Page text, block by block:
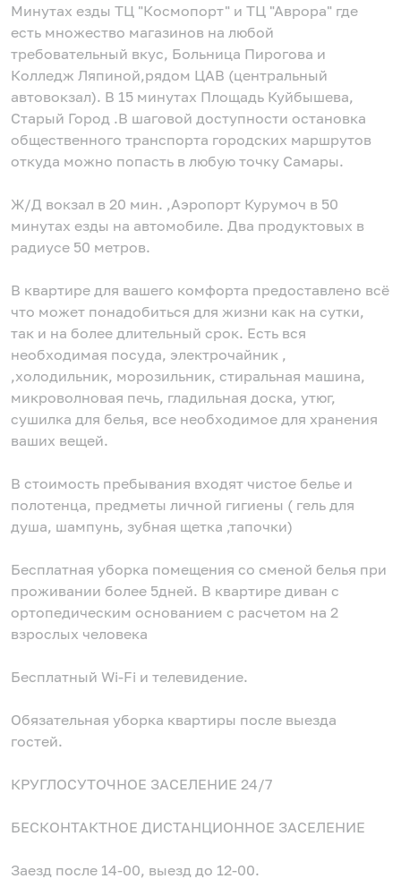
Минутах езды ТЦ "Космопорт" и ТЦ "Аврора" где
есть множество магазинов на любой
требовательный вкус, Больница Пирогова и
Колледж Ляпиной,рядом ЦАВ (центральный
автовокзал). В 15 минутах Площадь Куйбышева,
Старый Город .В шаговой доступности остановка
общественного транспорта городских маршрутов
откуда можно попасть в любую точку Самары.
Ж/Д вокзал в 20 мин. ,Аэропорт Курумоч в 50
минутах езды на автомобиле. Два продуктовых в
радиусе 50 метров.
В квартире для вашего комфорта предоставлено всё
что может понадобиться для жизни как на сутки,
так и на более длительный срок. Есть вся
необходимая посуда, электрочайник ,
,холодильник, морозильник, стиральная машина,
микроволновая печь, гладильная доска, утюг,
сушилка для белья, все необходимое для хранения
ваших вещей.
В стоимость пребывания входят чистое белье и
полотенца, предметы личной гигиены ( гель для
душа, шампунь, зубная щетка ,тапочки)
Бесплатная уборка помещения со сменой белья при
проживании более 5дней. В квартире диван с
ортопедическим основанием с расчетом на 2
взрослых человека
Бесплатный Wi-Fi и телевидение.
Обязательная уборка квартиры после выезда
гостей.
КРУГЛОСУТОЧНОЕ ЗАСЕЛЕНИЕ 24/7
БЕСКОНТАКТНОЕ ДИСТАНЦИОННОЕ ЗАСЕЛЕНИЕ
Заезд после 14-00, выезд до 12-00.